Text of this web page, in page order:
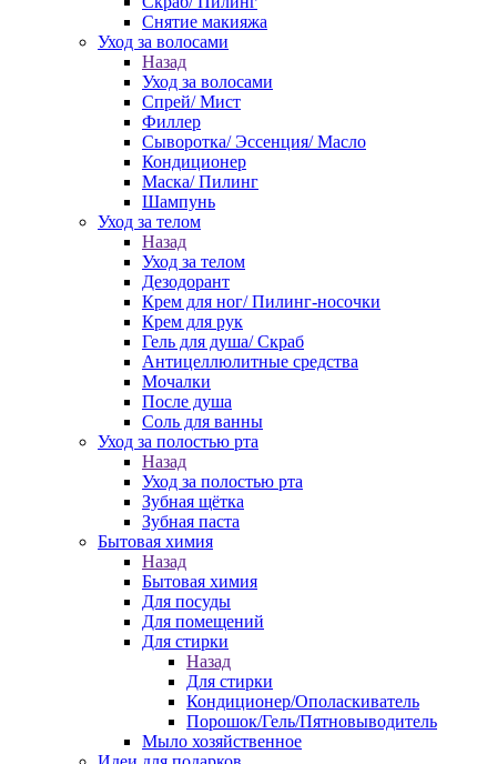
Снятие макияжа
Уход за волосами
Назад
Уход за волосами
Спрей/ Мист
Филлер
Сыворотка/ Эссенция/ Масло
Кондиционер
Маска/ Пилинг
Шампунь
Уход за телом
Назад
Уход за телом
Дезодорант
Крем для ног/ Пилинг-носочки
Крем для рук
Гель для душа/ Скраб
Антицеллюлитные средства
Мочалки
После душа
Соль для ванны
Уход за полостью рта
Назад
Уход за полостью рта
Зубная щётка
Зубная паста
Бытовая химия
Назад
Бытовая химия
Для посуды
Для помещений
Для стирки
Назад
Для стирки
Кондиционер/Ополаскиватель
Порошок/Гель/Пятновыводитель
Мыло хозяйственное